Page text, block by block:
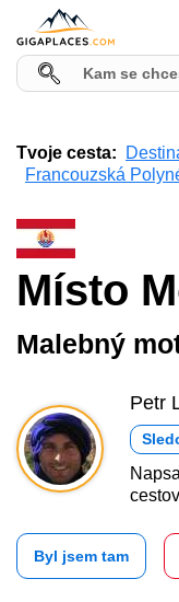
Tvoje cesta:
Francouzská
Místo
Malebný
Petr
Byl jsem tam